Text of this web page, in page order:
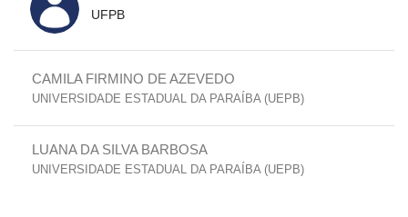
UFPB
CAMILA FIRMINO DE AZEVEDO
UNIVERSIDADE ESTADUAL DA PARAÍBA (UEPB)
LUANA DA SILVA BARBOSA
UNIVERSIDADE ESTADUAL DA PARAÍBA (UEPB)